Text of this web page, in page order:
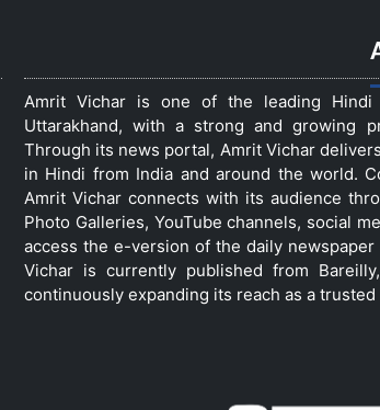
Amrit Vichar is one of the leading Hindi
Uttarakhand, with a strong and growing
Through its news portal, Amrit Vichar
in Hindi from India and around the world.
Amrit Vichar connects with its audience
Photo Galleries, YouTube channels, social
access the e-version of the daily
Vichar is currently published from
continuously expanding its reach as a